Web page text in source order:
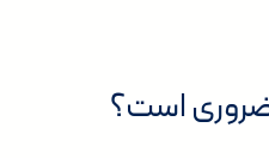
ضروری است؟